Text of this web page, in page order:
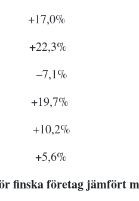
finska företag jämfört